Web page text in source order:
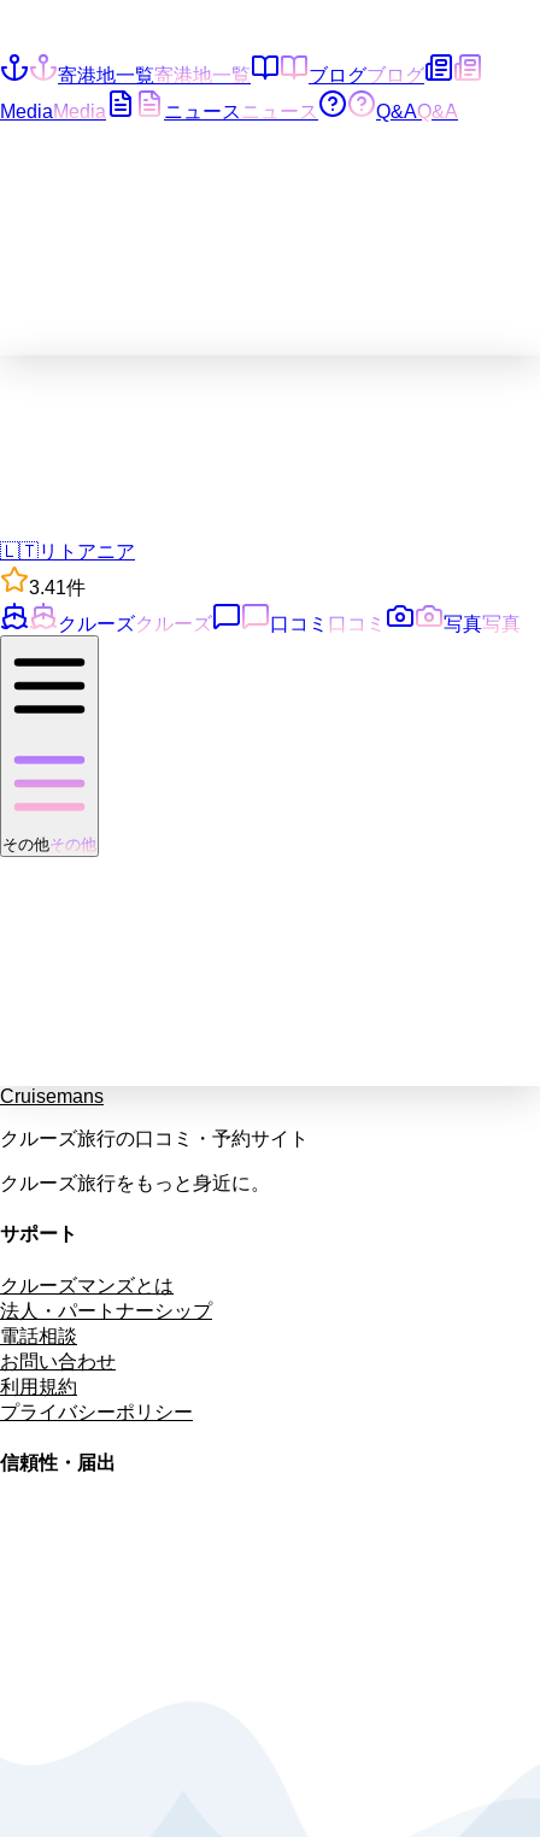
寄港地一覧寄港地一覧 ブログブログ
MediaMedia ニュース ニュース Q&AQ&A
🇱🇹リトアニア
3.41件
クルーズクルーズ 口コミ 口コミ 写真写真
その他その他
Cruisemans
クルーズ旅行の口コミ・予約サイト
クルーズ旅行をもっと身近に。
サポート
クルーズマンズとは
法人・パートナーシップ
電話相談
お問い合わせ
利用規約
プライバシーポリシー
信頼性・届出